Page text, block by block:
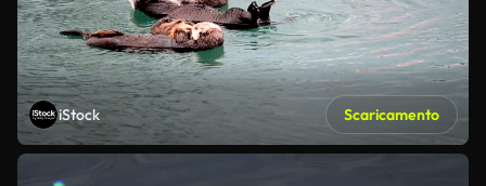
iStock Scaricamento